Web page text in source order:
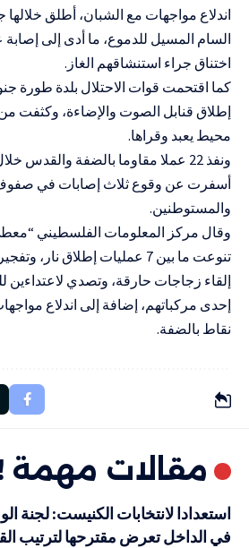
اندلاع مواجهات مع الشبان، أطلق خلالها
السام المسيل للدموع، ما أدى إلى
اختناق جراء استنشاقهم الغاز.
كما اقتحمت قوات الاحتلال بلدة طورة
إطلاق قنابل الصوت والإضاءة، وكثفت
محيط يعبد وقراها.
أسفرت عن وقوع ثلاث إصابات في صفوف
والمستوطنين.
وقال مركز المعلومات الفلسطيني
تنوعت ما بين 7 عمليات إطلاق
إلقاء زجاجات حارقة، وتصدي لاعتداءين
نقاط بالضفة.
مقالات مهمة
استعدادا لانتخابات الكنيست: لجنة
في الداخل تعرض مقترحها لترتيب